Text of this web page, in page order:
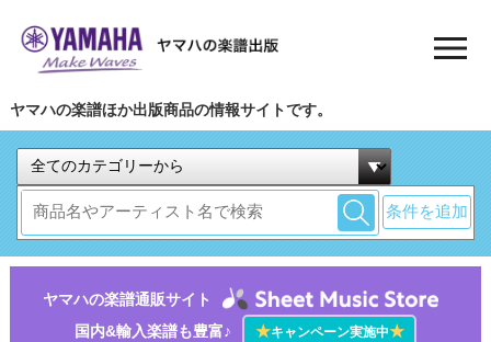
ヤマハの楽譜ほか出版商品の情報サイトです。
条件を追加
ヤマハの楽譜通販サイト
国内&輸入楽譜も豊富♪
★キャンペーン実施中★